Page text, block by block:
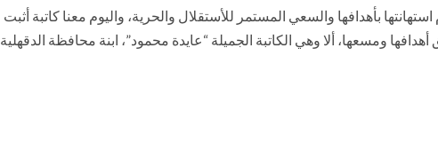
بأهدافها والسعي المستمر للأستقلال والحرية، واليوم معنا كاتبة أثبت
ومسعها، ألا وهي الكاتبة الجميلة “عايدة محمود”، ابنة محافظة الدقهلية